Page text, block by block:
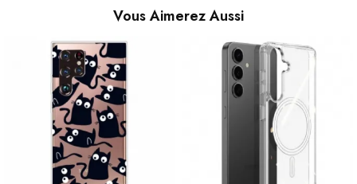
Vous Aimerez Aussi